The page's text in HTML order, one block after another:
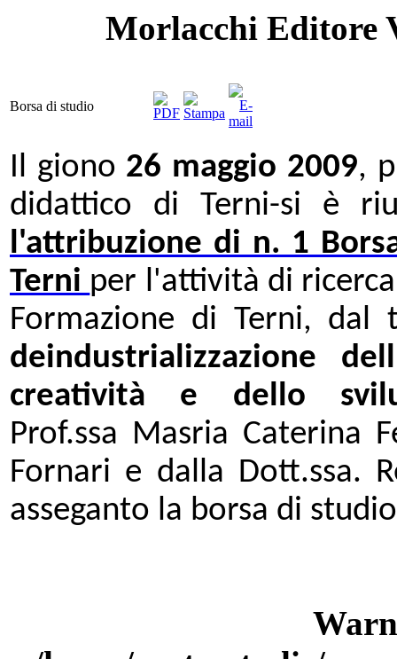
Morlacchi Editore
Borsa di studio
Il giono 26 maggio 2009,
didattico di Terni-si è
l'attribuzione di n. 1
Terni per l'attività di
Formazione di Terni,
deindustrializzazione
creatività e dello
Prof.ssa Masria Caterina
Fornari e dalla Dott.ssa.
asseganto la borsa di